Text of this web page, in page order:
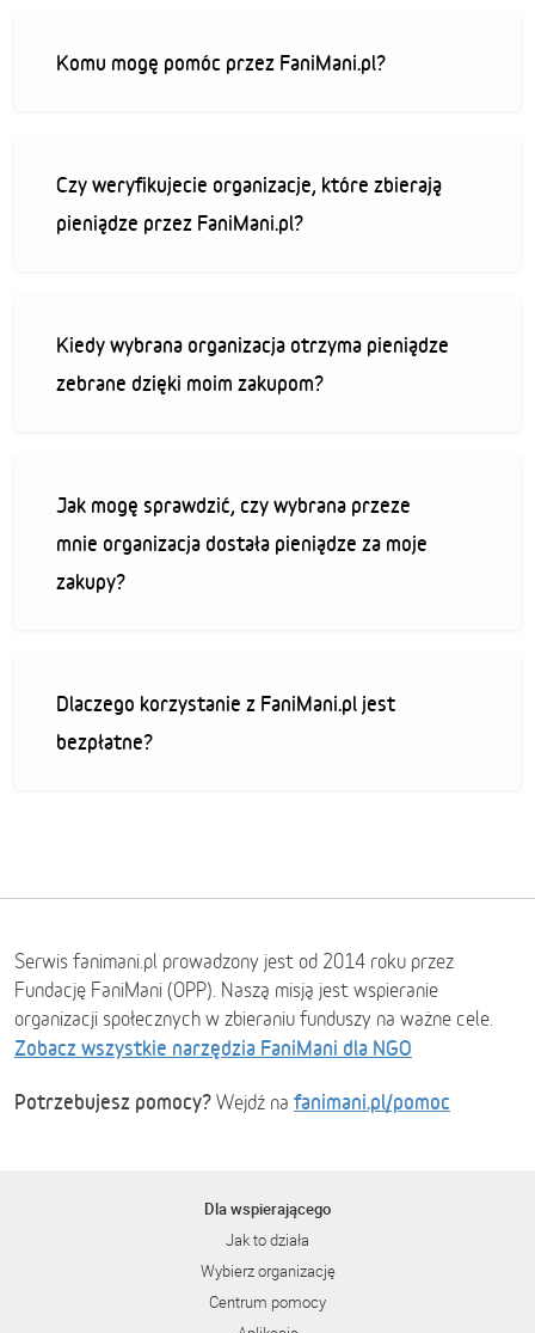
Komu mogę pomóc przez FaniMani.pl?
Czy weryfikujecie organizacje, które zbierają
pieniądze przez FaniMani.pl?
Kiedy wybrana organizacja otrzyma pieniądze
zebrane dzięki moim zakupom?
Jak mogę sprawdzić, czy wybrana przeze
mnie organizacja dostała pieniądze za moje
zakupy?
Dlaczego korzystanie z FaniMani.pl jest
bezpłatne?
Serwis fanimani.pl prowadzony jest od 2014 roku przez
Fundację FaniMani (OPP). Naszą misją jest wspieranie
organizacji społecznych w zbieraniu funduszy na ważne cele.
Zobacz wszystkie narzędzia FaniMani dla NGO
Potrzebujesz pomocy? Wejdź na fanimani.pl/pomoc
Dla wspierającego
Jak to działa
Wybierz organizację
Centrum pomocy